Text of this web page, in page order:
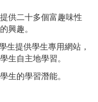
供二十多個富趣味性
興趣。
生提供學生專用網站，
生自主地學習。
的學習潛能。